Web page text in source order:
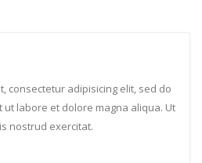
consectetur adipisicing elit, sed do
labore et dolore magna aliqua. Ut
nostrud exercitat.